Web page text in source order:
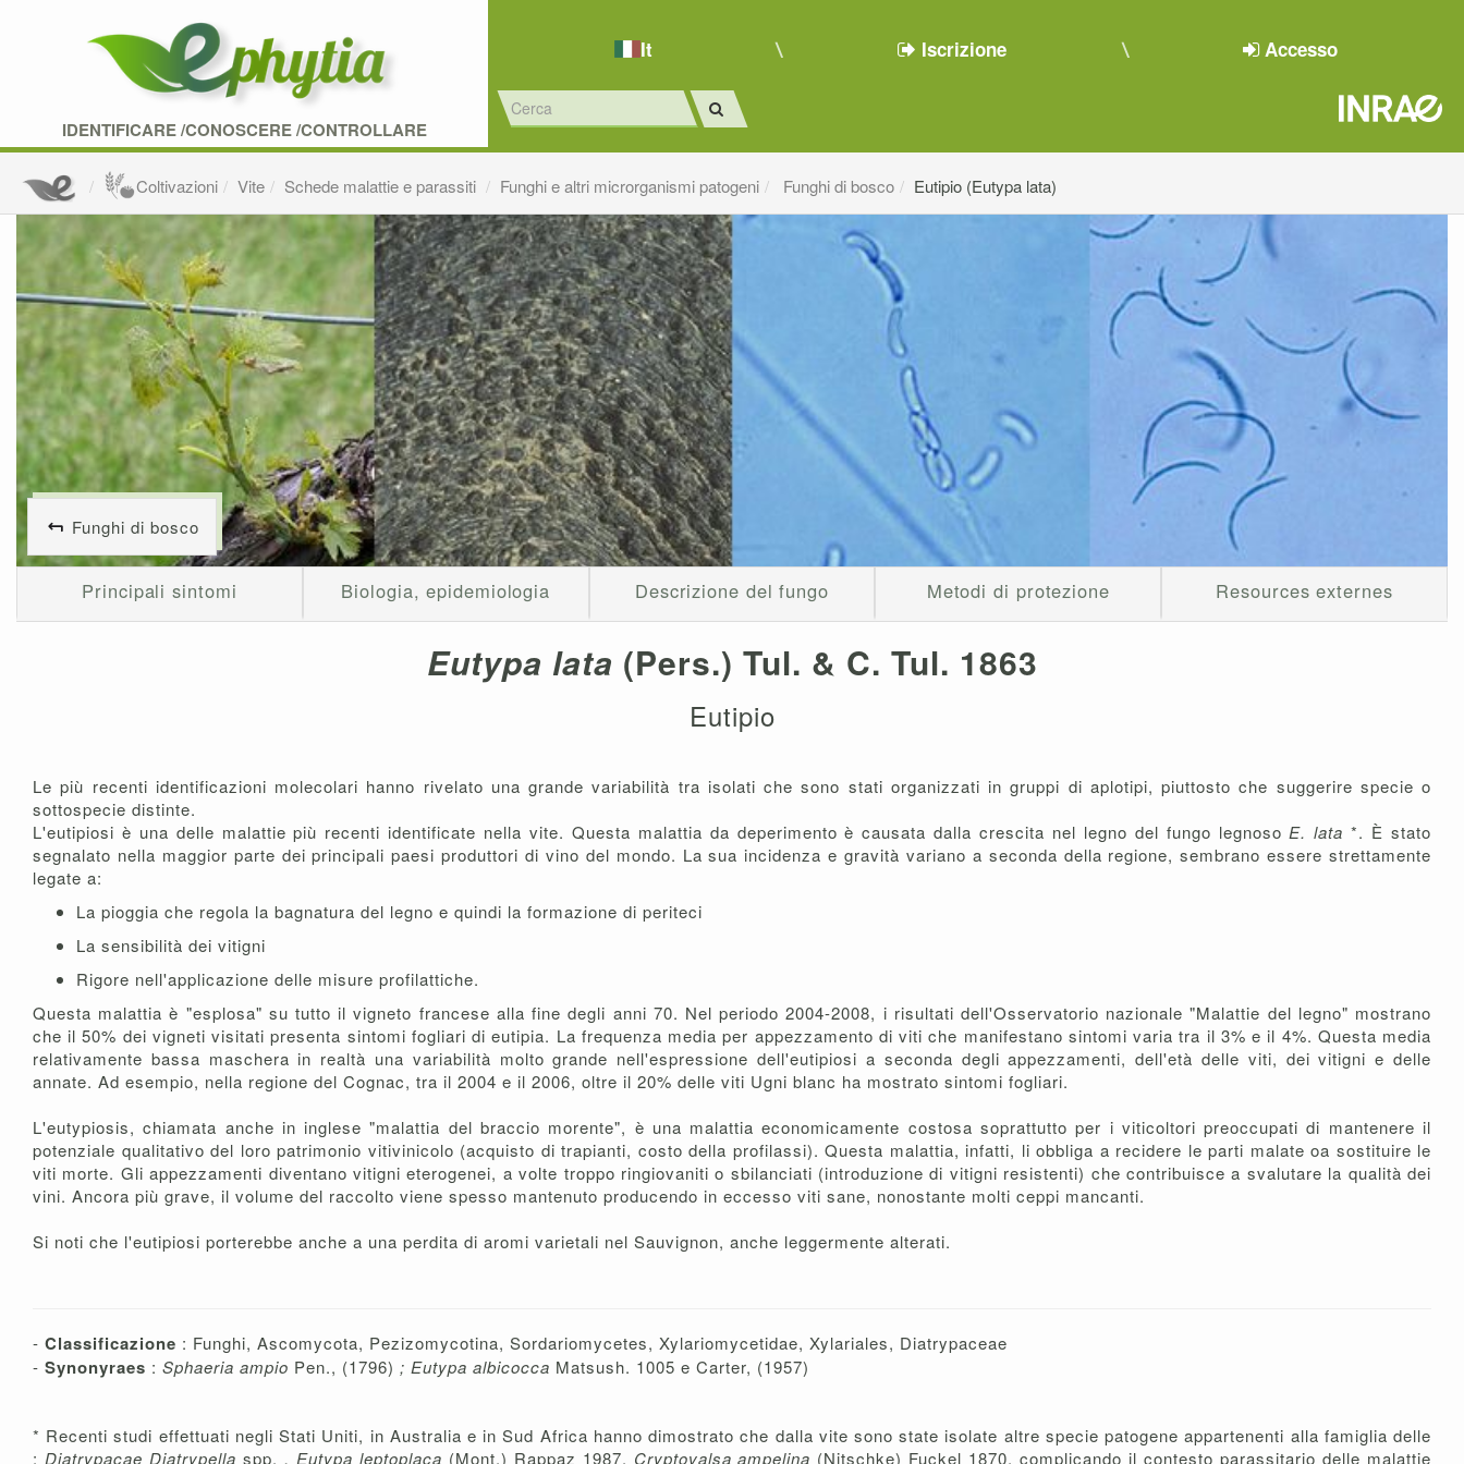
IDENTIFICARE /CONOSCERE /CONTROLLARE
It Iscrizione Accesso
Coltivazioni Vite Schede malattie e parassiti Funghi e altri microrganismi patogeni Funghi di bosco Eutipio (Eutypa lata)
Funghi di bosco
Principali sintomi Biologia, epidemiologia Descrizione del fungo Metodi di protezione Resources externes
Eutypa lata (Pers.) Tul. & C. Tul. 1863
Eutipio
Le più recenti identificazioni molecolari hanno rivelato una grande variabilità tra isolati che sono stati organizzati in gruppi di aplotipi, piuttosto che suggerire specie o
sottospecie distinte.
L'eutipiosi è una delle malattie più recenti identificate nella vite. Questa malattia da deperimento è causata dalla crescita nel legno del fungo legnosoE. lata*. È stato
segnalato nella maggior parte dei principali paesi produttori di vino del mondo. La sua incidenza e gravità variano a seconda della regione, sembrano essere strettamente
legate a:
La pioggia che regola la bagnatura del legno e quindi la formazione di periteci
La sensibilità dei vitigni
Rigore nell'applicazione delle misure profilattiche.
Questa malattia è "esplosa" su tutto il vigneto francese alla fine degli anni 70. Nel periodo 2004-2008, i risultati dell'Osservatorio nazionale "Malattie del legno" mostrano
che il 50% dei vigneti visitati presenta sintomi fogliari di eutipia. La frequenza media per appezzamento di viti che manifestano sintomi varia tra il 3% e il 4%. Questa media
relativamente bassa maschera in realtà una variabilità molto grande nell'espressione dell'eutipiosi a seconda degli appezzamenti, dell'età delle viti, dei vitigni e delle
annate. Ad esempio, nella regione del Cognac, tra il 2004 e il 2006, oltre il 20% delle viti Ugni blanc ha mostrato sintomi fogliari.
L'eutypiosis, chiamata anche in inglese "malattia del braccio morente", è una malattia economicamente costosa soprattutto per i viticoltori preoccupati di mantenere il
potenziale qualitativo del loro patrimonio vitivinicolo (acquisto di trapianti, costo della profilassi). Questa malattia, infatti, li obbliga a recidere le parti malate oa sostituire le
viti morte. Gli appezzamenti diventano vitigni eterogenei, a volte troppo ringiovaniti o sbilanciati (introduzione di vitigni resistenti) che contribuisce a svalutare la qualità dei
vini. Ancora più grave, il volume del raccolto viene spesso mantenuto producendo in eccesso viti sane, nonostante molti ceppi mancanti.
Si noti che l'eutipiosi porterebbe anche a una perdita di aromi varietali nel Sauvignon, anche leggermente alterati.
- Classificazione : Funghi, Ascomycota, Pezizomycotina, Sordariomycetes, Xylariomycetidae, Xylariales, Diatrypaceae
- Synonyraes : Sphaeria ampio Pen., (1796) ; Eutypa albicocca Matsush. 1005 e Carter, (1957)
* Recenti studi effettuati negli Stati Uniti, in Australia e in Sud Africa hanno dimostrato che dalla vite sono state isolate altre specie patogene appartenenti alla famiglia delle
: Diatrypacae Diatrypella spp. , Eutypa leptoplaca (Mont.) Rappaz 1987, Cryptovalsa ampelina (Nitschke) Fuckel 1870, complicando il contesto parassitario delle malattie